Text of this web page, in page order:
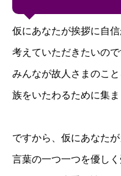
仮にあなたが挨拶に自
考えていただきたいの
みんなが故人さまのこ
族をいたわるために集ま
ですから、仮にあなた
言葉の一つ一つを優し